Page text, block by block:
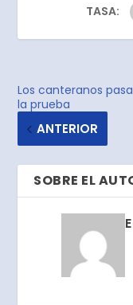
TASA:
Los canteranos
la prueba
ANTERIOR
SOBRE EL